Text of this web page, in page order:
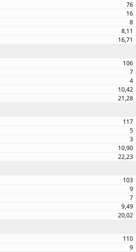
76
16
8
8,11
16,71
106
7
4
10,42
21,28
117
5
3
10,90
22,23
103
9
7
9,49
20,02
110
9